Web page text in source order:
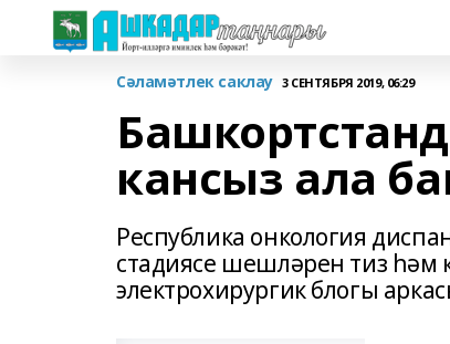
Сәламәтлек саклау 3 СЕНТЯБРЯ 2019, 06:29
кансыз ала
Республика онкология
стадиясе шешләрен тиз һәм
электрохирургик блогы